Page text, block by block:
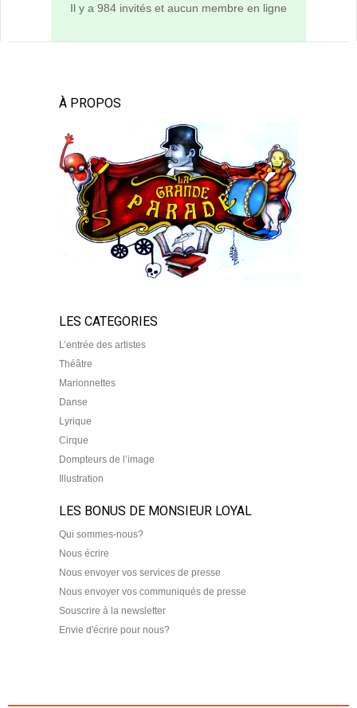
Il y a 984 invités et aucun membre en ligne
À PROPOS
LES CATEGORIES
L’entrée des artistes
Théâtre
Marionnettes
Danse
Lyrique
Cirque
Dompteurs de l’image
Illustration
LES BONUS DE MONSIEUR LOYAL
Qui sommes-nous?
Nous écrire
Nous envoyer vos services de presse
Nous envoyer vos communiqués de presse
Souscrire à la newsletter
Envie d'écrire pour nous?